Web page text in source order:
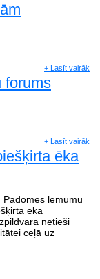
+ Lasīt vairāk
forums
+ Lasīt vairāk
ēka
lēmumu
ēka
netieši
ceļā uz